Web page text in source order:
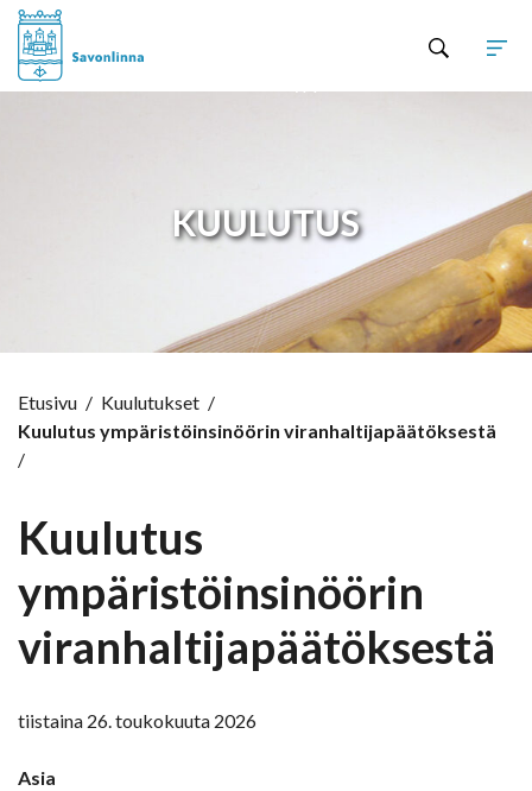
KUULUTUS
Etusivu / Kuulutukset /
Kuulutus ympäristöinsinöörin viranhaltijapäätöksestä
/
Kuulutus
ympäristöinsinöörin
viranhaltijapäätöksestä
tiistaina 26. toukokuuta 2026
Asia